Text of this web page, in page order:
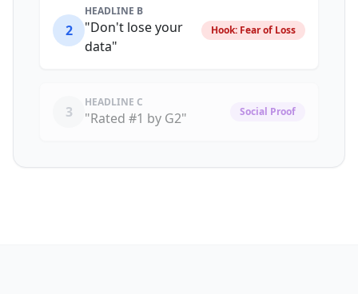
2
HEADLINE B
"Don't lose your
data"
Hook: Fear of Loss
3
HEADLINE C
"Rated #1 by G2" Social Proof